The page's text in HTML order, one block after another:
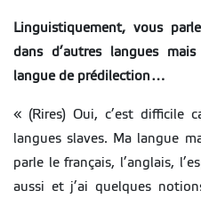
Linguistiquement, vous
dans d’autres langues
langue de prédilection…
« (Rires) Oui, c’est difficile
langues slaves. Ma langue
parle le français, l’anglais,
aussi et j’ai quelques